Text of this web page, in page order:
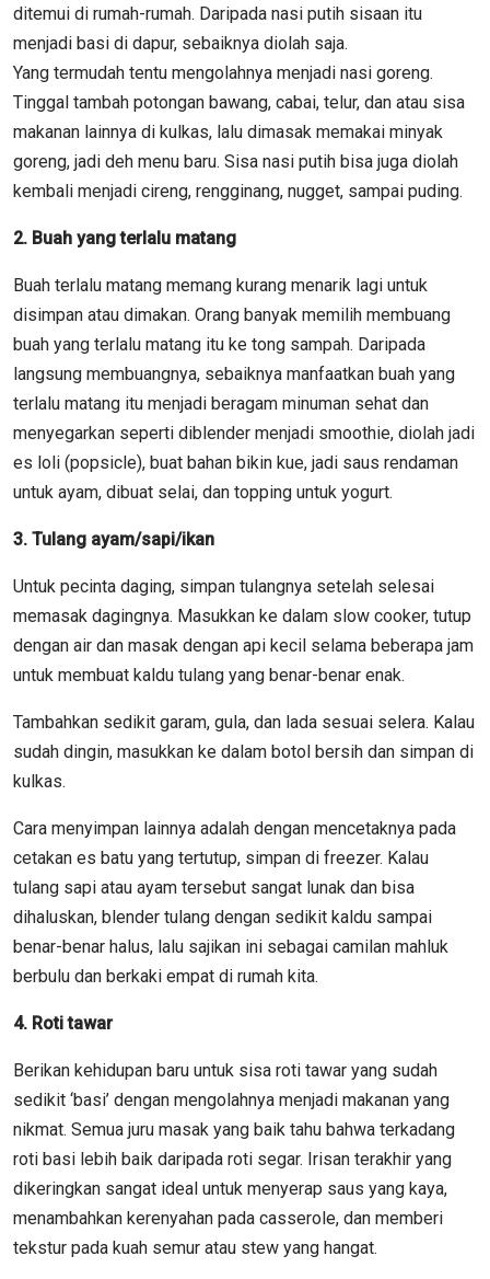
ditemui di rumah-rumah. Daripada nasi putih sisaan itu
menjadi basi di dapur, sebaiknya diolah saja.
Yang termudah tentu mengolahnya menjadi nasi goreng.
Tinggal tambah potongan bawang, cabai, telur, dan atau sisa
makanan lainnya di kulkas, lalu dimasak memakai minyak
goreng, jadi deh menu baru. Sisa nasi putih bisa juga diolah
kembali menjadi cireng, rengginang, nugget, sampai puding.
2. Buah yang terlalu matang
Buah terlalu matang memang kurang menarik lagi untuk
disimpan atau dimakan. Orang banyak memilih membuang
buah yang terlalu matang itu ke tong sampah. Daripada
langsung membuangnya, sebaiknya manfaatkan buah yang
terlalu matang itu menjadi beragam minuman sehat dan
menyegarkan seperti diblender menjadi smoothie, diolah jadi
es loli (popsicle), buat bahan bikin kue, jadi saus rendaman
untuk ayam, dibuat selai, dan topping untuk yogurt.
3. Tulang ayam/sapi/ikan
Untuk pecinta daging, simpan tulangnya setelah selesai
memasak dagingnya. Masukkan ke dalam slow cooker, tutup
dengan air dan masak dengan api kecil selama beberapa jam
untuk membuat kaldu tulang yang benar-benar enak.
Tambahkan sedikit garam, gula, dan lada sesuai selera. Kalau
sudah dingin, masukkan ke dalam botol bersih dan simpan di
kulkas.
Cara menyimpan lainnya adalah dengan mencetaknya pada
cetakan es batu yang tertutup, simpan di freezer. Kalau
tulang sapi atau ayam tersebut sangat lunak dan bisa
dihaluskan, blender tulang dengan sedikit kaldu sampai
benar-benar halus, lalu sajikan ini sebagai camilan mahluk
berbulu dan berkaki empat di rumah kita.
4. Roti tawar
Berikan kehidupan baru untuk sisa roti tawar yang sudah
sedikit ‘basi’ dengan mengolahnya menjadi makanan yang
nikmat. Semua juru masak yang baik tahu bahwa terkadang
roti basi lebih baik daripada roti segar. Irisan terakhir yang
dikeringkan sangat ideal untuk menyerap saus yang kaya,
menambahkan kerenyahan pada casserole, dan memberi
tekstur pada kuah semur atau stew yang hangat.